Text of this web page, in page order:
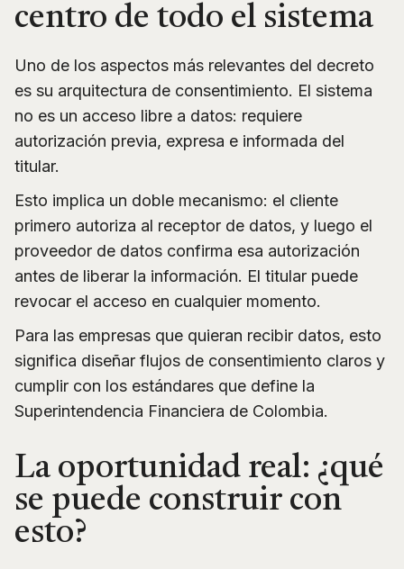
centro de todo el sistema
Uno de los aspectos más relevantes del decreto
es su arquitectura de consentimiento. El sistema
no es un acceso libre a datos: requiere
autorización previa, expresa e informada del
titular.
Esto implica un doble mecanismo: el cliente
primero autoriza al receptor de datos, y luego el
proveedor de datos confirma esa autorización
antes de liberar la información. El titular puede
revocar el acceso en cualquier momento.
Para las empresas que quieran recibir datos, esto
significa diseñar flujos de consentimiento claros y
cumplir con los estándares que define la
Superintendencia Financiera de Colombia.
La oportunidad real: ¿qué
se puede construir con
esto?